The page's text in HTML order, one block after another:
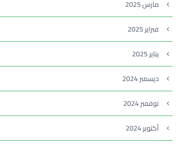
مارس 2025
فبراير 2025
يناير 2025
ديسمبر 2024
نوفمبر 2024
أكتوبر 2024